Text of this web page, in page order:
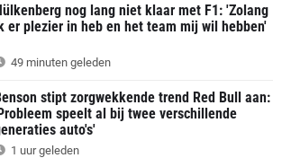
nog lang niet klaar met F1: 'Zolang
er plezier in heb en het team mij wil hebben'
49 minuten geleden
stipt zorgwekkende trend Red Bull aan:
speelt al bij twee verschillende
auto's'
1 uur geleden